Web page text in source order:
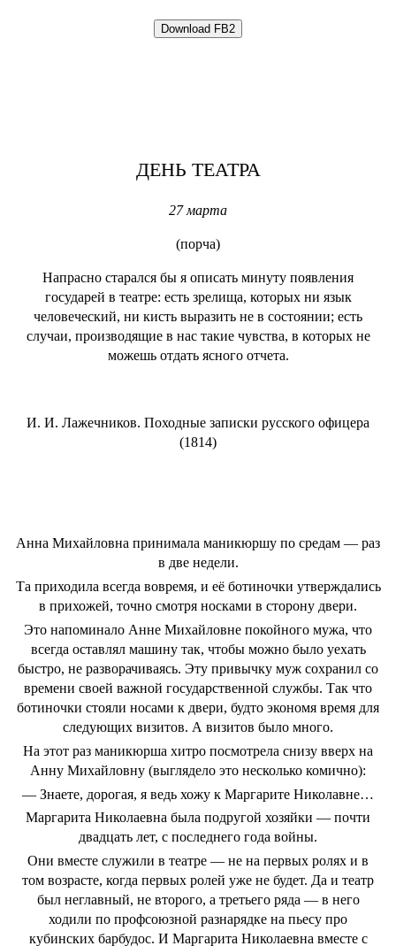
ДЕНЬ ТЕАТРА
27 марта
(порча)
Напрасно старался бы я описать минуту появления
государей в театре: есть зрелища, которых ни язык
человеческий, ни кисть выразить не в состоянии; есть
случаи, производящие в нас такие чувства, в которых не
можешь отдать ясного отчета.
И. И. Лажечников. Походные записки русского офицера
(1814)
Анна Михайловна принимала маникюршу по средам — раз
в две недели.
Та приходила всегда вовремя, и её ботиночки утверждались
в прихожей, точно смотря носками в сторону двери.
Это напоминало Анне Михайловне покойного мужа, что
всегда оставлял машину так, чтобы можно было уехать
быстро, не разворачиваясь. Эту привычку муж сохранил со
времени своей важной государственной службы. Так что
ботиночки стояли носами к двери, будто экономя время для
следующих визитов. А визитов было много.
На этот раз маникюрша хитро посмотрела снизу вверх на
Анну Михайловну (выглядело это несколько комично):
— Знаете, дорогая, я ведь хожу к Маргарите Николавне…
Маргарита Николаевна была подругой хозяйки — почти
двадцать лет, с последнего года войны.
Они вместе служили в театре — не на первых ролях и в
том возрасте, когда первых ролей уже не будет. Да и театр
был неглавный, не второго, а третьего ряда — в него
ходили по профсоюзной разнарядке на пьесу про
кубинских барбудос. И Маргарита Николаевна вместе с